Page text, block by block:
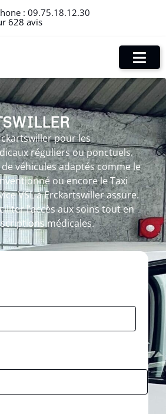
: 09.75.18.12.30
628 avis
pour les
réguliers ou ponctuels.
véhicules adaptés comme le
ou encore le Taxi
VSL à Erckartswiller assure.
l’accès aux soins tout en
médicales.